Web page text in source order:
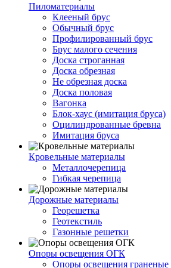
Пиломатериалы
Клееный брус
Обычный брус
Профилированный брус
Брус малого сечения
Доска строганная
Доска обрезная
Не обрезная доска
Доска половая
Вагонка
Блок-хаус (имитация бруса)
Оцилиндрованные бревна
Имитация бруса
Кровельные материалы
Металлочерепица
Гибкая черепица
Дорожные материалы
Георешетка
Геотекстиль
Газонные решетки
Опоры освещения ОГК
Опоры освещения